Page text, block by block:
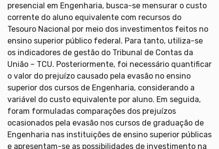
presencial em Engenharia, busca-se mensurar o custo
corrente do aluno equivalente com recursos do
Tesouro Nacional por meio dos investimentos feitos no
ensino superior público federal. Para tanto, utiliza-se
os indicadores de gestão do Tribunal de Contas da
União – TCU. Posteriormente, foi necessário quantificar
o valor do prejuízo causado pela evasão no ensino
superior dos cursos de Engenharia, considerando a
variável do custo equivalente por aluno. Em seguida,
foram formuladas comparações dos prejuízos
ocasionados pela evasão nos cursos de graduação de
Engenharia nas instituições de ensino superior públicas
e apresentam-se as possibilidades de investimento na